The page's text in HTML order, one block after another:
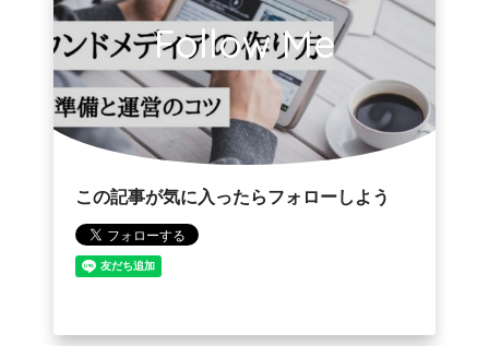
Follow Me
この記事が気に入ったらフォローしよう